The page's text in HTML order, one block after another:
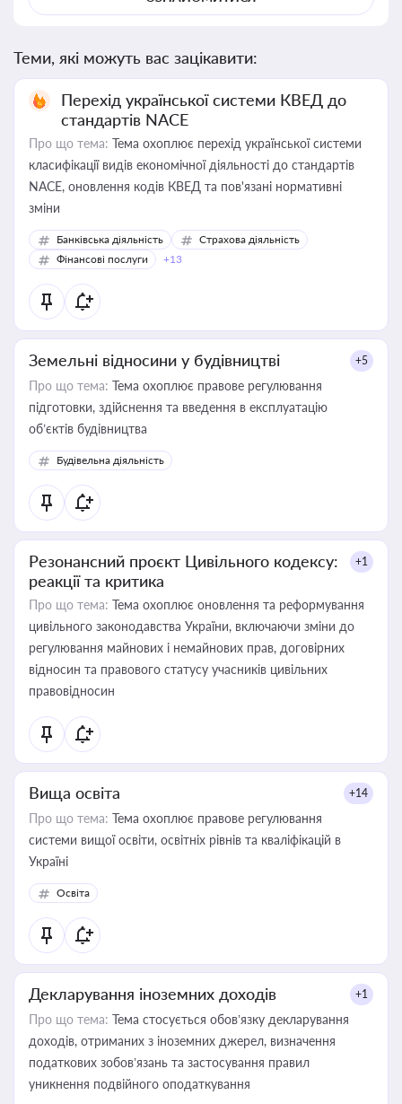
Теми, які можуть вас зацікавити:
Перехід української системи КВЕД до
стандартів NACE
Про що тема: Тема охоплює перехід української системи
класифікації видів економічної діяльності до стандартів
NACE, оновлення кодів КВЕД та пов'язані нормативні
зміни
Банківська діяльність
Страхова діяльність
Фінансові послуги
+13
Земельні відносини у будівництві +5
Про що тема: Тема охоплює правове регулювання
підготовки, здійснення та введення в експлуатацію
об’єктів будівництва
Будівельна діяльність
Резонансний проєкт Цивільного кодексу:
реакції та критика
+1
Про що тема: Тема охоплює оновлення та реформування
цивільного законодавства України, включаючи зміни до
регулювання майнових і немайнових прав, договірних
відносин та правового статусу учасників цивільних
правовідносин
Вища освіта +14
Про що тема: Тема охоплює правове регулювання
системи вищої освіти, освітніх рівнів та кваліфікацій в
Україні
Освіта
Декларування іноземних доходів +1
Про що тема: Тема стосується обов’язку декларування
доходів, отриманих з іноземних джерел, визначення
податкових зобов’язань та застосування правил
уникнення подвійного оподаткування